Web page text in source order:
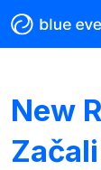
New